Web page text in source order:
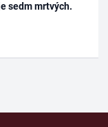
sedm mrtvých.